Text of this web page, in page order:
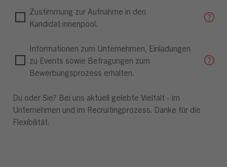
Zustimmung zur Aufnahme in den
Kandidat:innenpool.
Informationen zum Unternehmen, Einladungen
zu Events sowie Befragungen zum
Bewerbungsprozess erhalten.
Du oder Sie? Bei uns aktuell gelebte Vielfalt - im
Unternehmen und im Recruitingprozess. Danke für die
Flexibilität.